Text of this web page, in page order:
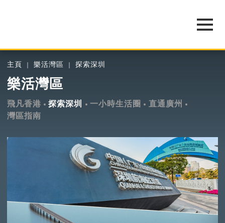
主頁 樂活灣區 探索深圳
樂活灣區
飛凡香港 探索深圳 一小時生活圈
直通廣州
灣區指南